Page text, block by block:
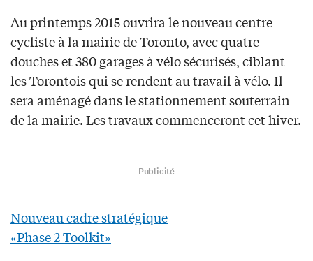
Au printemps 2015 ouvrira le nouveau centre
cycliste à la mairie de Toronto, avec quatre
douches et 380 garages à vélo sécurisés, ciblant
les Torontois qui se rendent au travail à vélo. Il
sera aménagé dans le stationnement souterrain
de la mairie. Les travaux commenceront cet hiver.
Publicité
Nouveau cadre stratégique
«Phase 2 Toolkit»